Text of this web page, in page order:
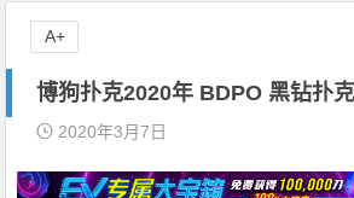
博狗扑克2020年 BDPO 黑钻扑
2020年3月7日
A+